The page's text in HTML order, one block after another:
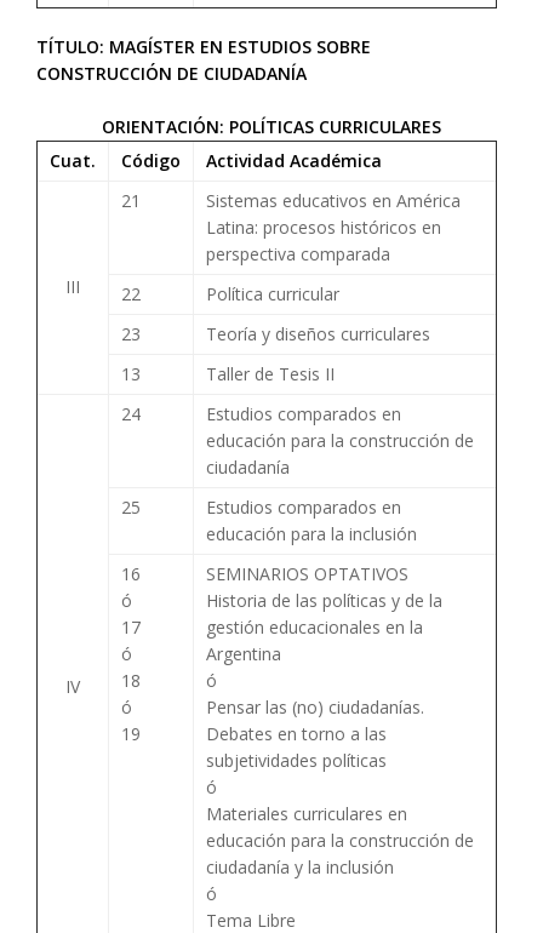
TÍTULO: MAGÍSTER EN ESTUDIOS SOBRE
CONSTRUCCIÓN DE CIUDADANÍA
ORIENTACIÓN: POLÍTICAS CURRICULARES
Cuat.
Código Actividad Académica
III
21
Sistemas educativos en América
Latina: procesos históricos en
perspectiva comparada
22
Política curricular
23
Teoría y diseños curriculares
13
Taller de Tesis II
IV
24
Estudios comparados en
educación para la construcción de
ciudadanía
25
Estudios comparados en
educación para la inclusión
16
ó
17
ó
18
ó
19
SEMINARIOS OPTATIVOS
Historia de las políticas y de la
gestión educacionales en la
Argentina
ó
Pensar las (no) ciudadanías.
Debates en torno a las
subjetividades políticas
ó
Materiales curriculares en
educación para la construcción de
ciudadanía y la inclusión
ó
Tema Libre